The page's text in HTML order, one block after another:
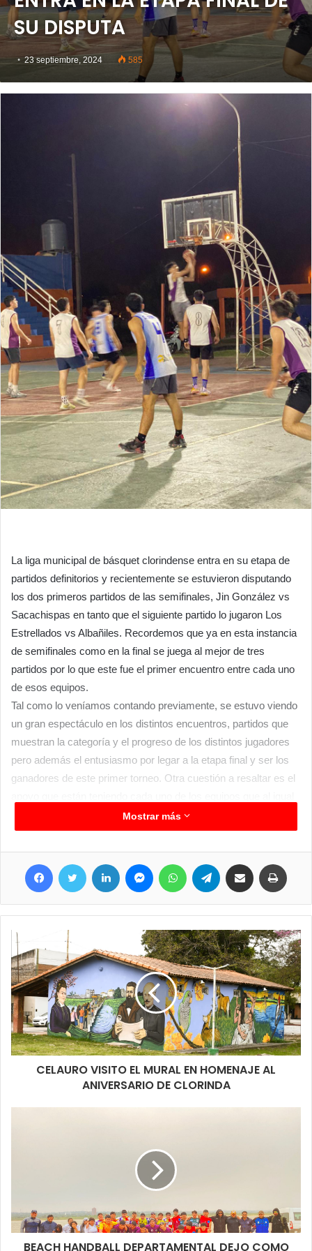
SU DISPUTA
23 septiembre, 2024 585
La liga municipal de básquet clorindense entra en su etapa de
partidos definitorios y recientemente se estuvieron disputando
los dos primeros partidos de las semifinales, Jin González vs
Sacachispas en tanto que el siguiente partido lo jugaron Los
Estrellados vs Albañiles. Recordemos que ya en esta instancia
de semifinales como en la final se juega al mejor de tres
partidos por lo que este fue el primer encuentro entre cada uno
de esos equipos.
Tal como lo veníamos contando previamente, se estuvo viendo
un gran espectáculo en los distintos encuentros, partidos que
muestran la categoría y el progreso de los distintos jugadores
pero además el entusiasmo por legar a la etapa final y ser los
ganadores de este primer torneo. Otra cuestión a resaltar es el
que su rendimiento fueron de menor a mayor con el apoyo,
según señalaban desde la dirección de deportes, los
encuentros están disputándose en el Polideportivo Municipal.
Mostrar más
Facebook Twitter LinkedIn MessengerWhatsApp Telegram Compartir por correo electrónico
CELAURO VISITO EL MURAL EN HOMENAJE AL
ANIVERSARIO DE CLORINDA
BEACH HANDBALL DEPARTAMENTAL DEJO COMO